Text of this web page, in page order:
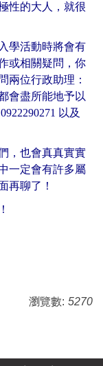
性的大人，就很
學活動時將會有
或相關疑問，你
兩位行政助理：
會盡所能地予以
以及
，也會真真實實
一定會有許多屬
再聊了！
瀏覽數: 5270